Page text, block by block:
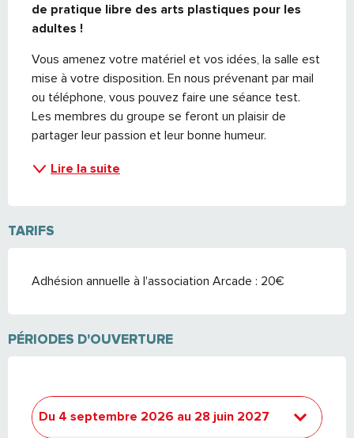
de pratique libre des arts plastiques pour les
adultes !
Vous amenez votre matériel et vos idées, la salle est
mise à votre disposition. En nous prévenant par mail
ou téléphone, vous pouvez faire une séance test.
Les membres du groupe se feront un plaisir de
partager leur passion et leur bonne humeur.
Lire la suite
TARIFS
Adhésion annuelle à l'association Arcade : 20€
PÉRIODES D'OUVERTURE
Du 4 septembre 2026 au 28 juin 2027